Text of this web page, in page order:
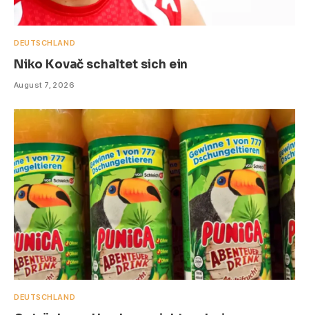
DEUTSCHLAND
Niko Kovač schaltet sich ein
August 7, 2026
DEUTSCHLAND